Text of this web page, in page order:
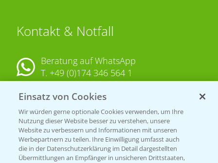
Kontakt & Notfall
Beratung auf WhatsApp
T. +49 (0)174 346 564 1
KONTAKT
Hilfe in Notfällen
T.+49 (0)214/30-20220
Einsatz von Cookies
Wir würden gerne optionale Cookies verwenden, um Ihre
Nutzung dieser Website besser zu verstehen, unsere
Website zu verbessern und Informationen mit unseren
Werbepartnern zu teilen. Ihre Einwilligung umfasst auch
die in der Datenschutzerklärung im Detail dargestellten
Übermittlungen an Empfänger in unsicheren Drittstaaten,